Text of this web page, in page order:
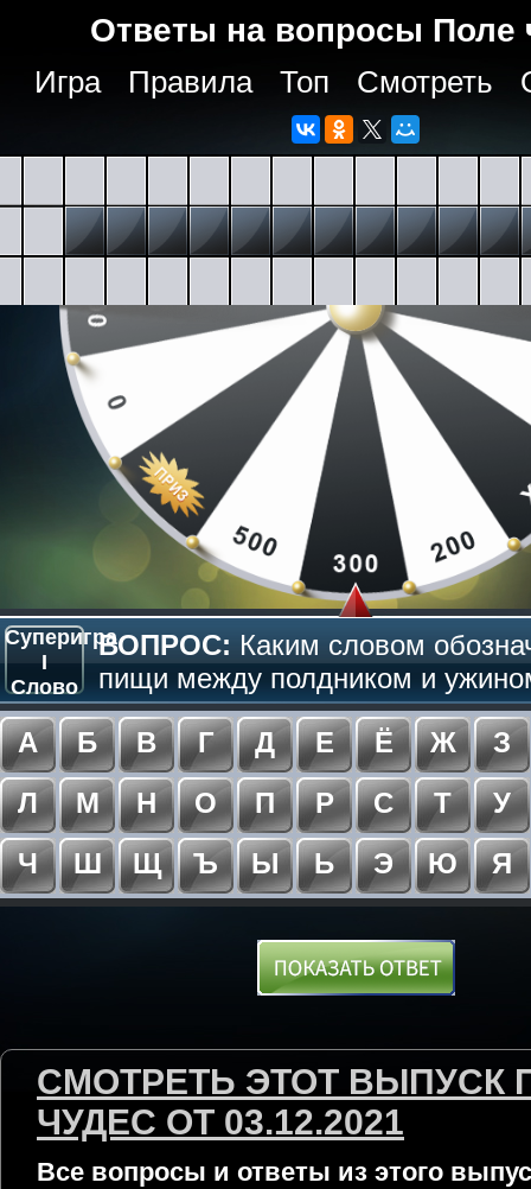
Ответы на вопросы Поле
Игра Правила Топ Смотреть
Суперигра
I
Слово
ВОПРОС: Каким словом
пищи между полдником и
А
Б В Г Д Е Ё Ж
З
Л
М Н О П Р С Т
У
Ч
Ш Щ Ъ Ы Ь Э Ю Я
СМОТРЕТЬ ЭТОТ ВЫПУСК
ЧУДЕС ОТ 03.12.2021
Все вопросы и ответы из этого